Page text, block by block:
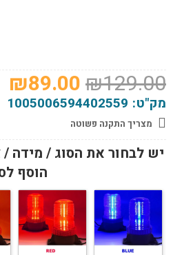
₪129.00 המחיר
המקורי
היה:
₪89.00
מק"ט: 1005006594402559
מצריך התקנה פשוטה
יש לבחור את הסוג / מידה /
הוסף